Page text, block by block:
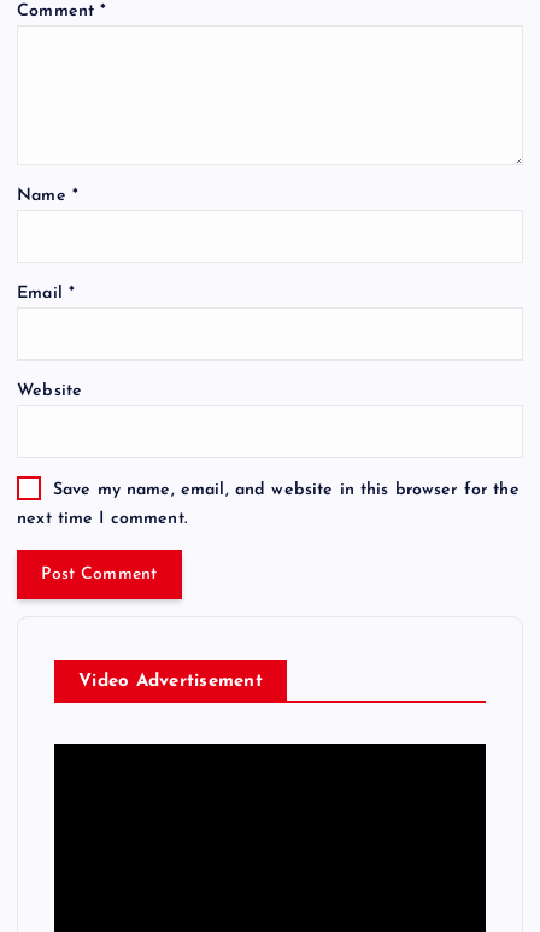
Comment*
Name *
Email *
Website
Save my name, email, and website in this browser for the
next time I comment.
Video Advertisement